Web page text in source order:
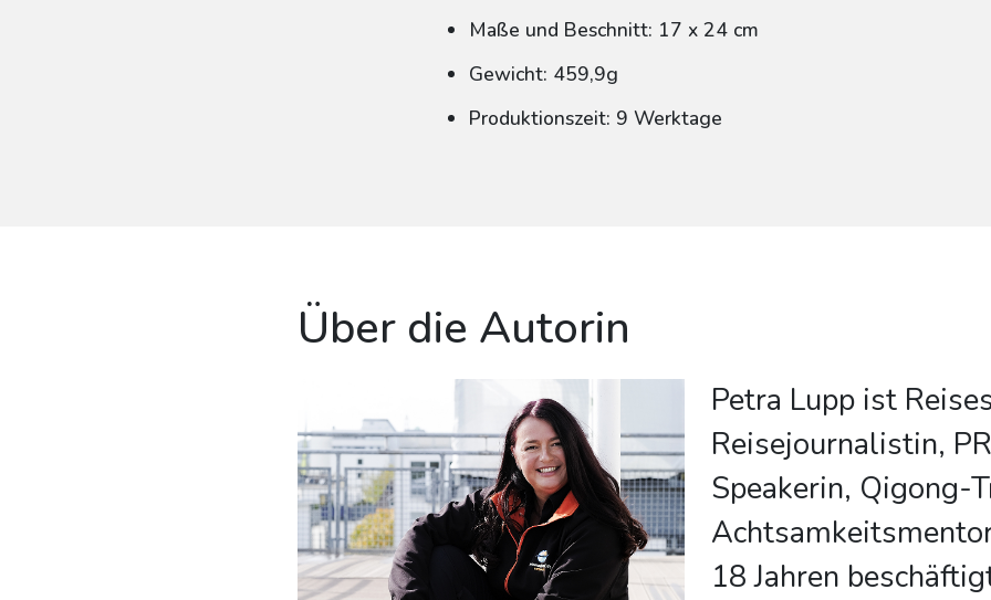
Maße und Beschnitt: 17 x 24 cm
Gewicht: 459,9g
Produktionszeit: 9 Werktage
Über die Autorin
Petra Lupp ist
Reisejournalistin,
Speakerin, Qigong-
18 Jahren